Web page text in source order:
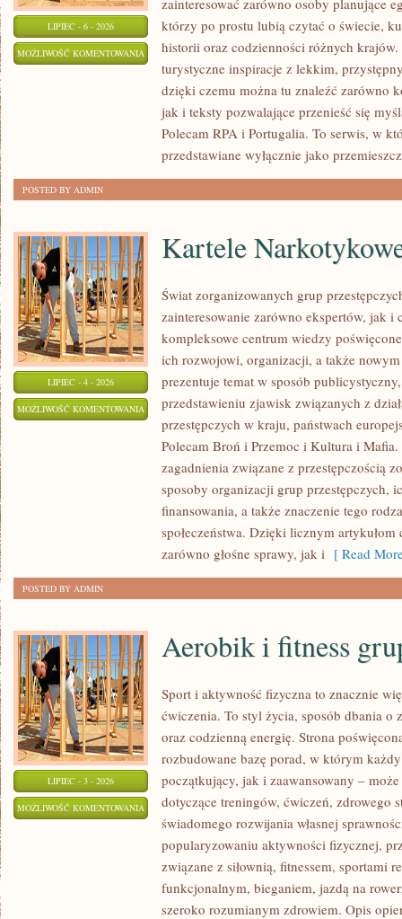
LIPIEC - 6 - 2026
MOŻLIWOŚĆ KOMENTOWANIA SINGAPUR
zainteresować zarówno osoby planujące
którzy po prostu lubią czytać o świecie,
historii oraz codzienności różnych krajów.
turystyczne inspiracje z lekkim,
dzięki czemu można tu znaleźć zarówno
jak i teksty pozwalające przenieść się
Polecam RPA i Portugalia. To serwis, w
przedstawiane wyłącznie jako
POSTED BY ADMIN
LIPIEC - 4 - 2026
MOŻLIWOŚĆ KOMENTOWANIA KARTELE
NARKOTYKOWE
Kartele
Świat zorganizowanych grup
zainteresowanie zarówno ekspertów, jak i
kompleksowe centrum wiedzy
ich rozwojowi, organizacji, a także
prezentuje temat w sposób
przedstawieniu zjawisk związanych z
przestępczych w kraju, państwach
Polecam Broń i Przemoc i Kultura i
zagadnienia związane z przestępczością
sposoby organizacji grup przestępczych,
finansowania, a także znaczenie tego
społeczeństwa. Dzięki licznym
zarówno głośne sprawy, jak i [ Read
POSTED BY ADMIN
LIPIEC - 3 - 2026
MOŻLIWOŚĆ KOMENTOWANIA AEROBIK
FITNESS
GRUPOWY
Aerobik i fitness
Sport i aktywność fizyczna to znacznie
ćwiczenia. To styl życia, sposób dbania o
oraz codzienną energię. Strona
rozbudowane bazę porad, w którym
początkujący, jak i zaawansowany –
dotyczące treningów, ćwiczeń, zdrowego
świadomego rozwijania własnej
popularyzowaniu aktywności fizycznej,
związane z siłownią, fitnessem, sportami
funkcjonalnym, bieganiem, jazdą na
szeroko rozumianym zdrowiem. Opis